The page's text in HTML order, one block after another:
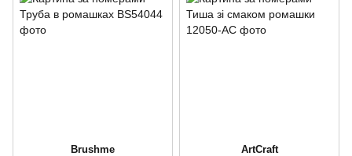
Brushme
ArtCraft